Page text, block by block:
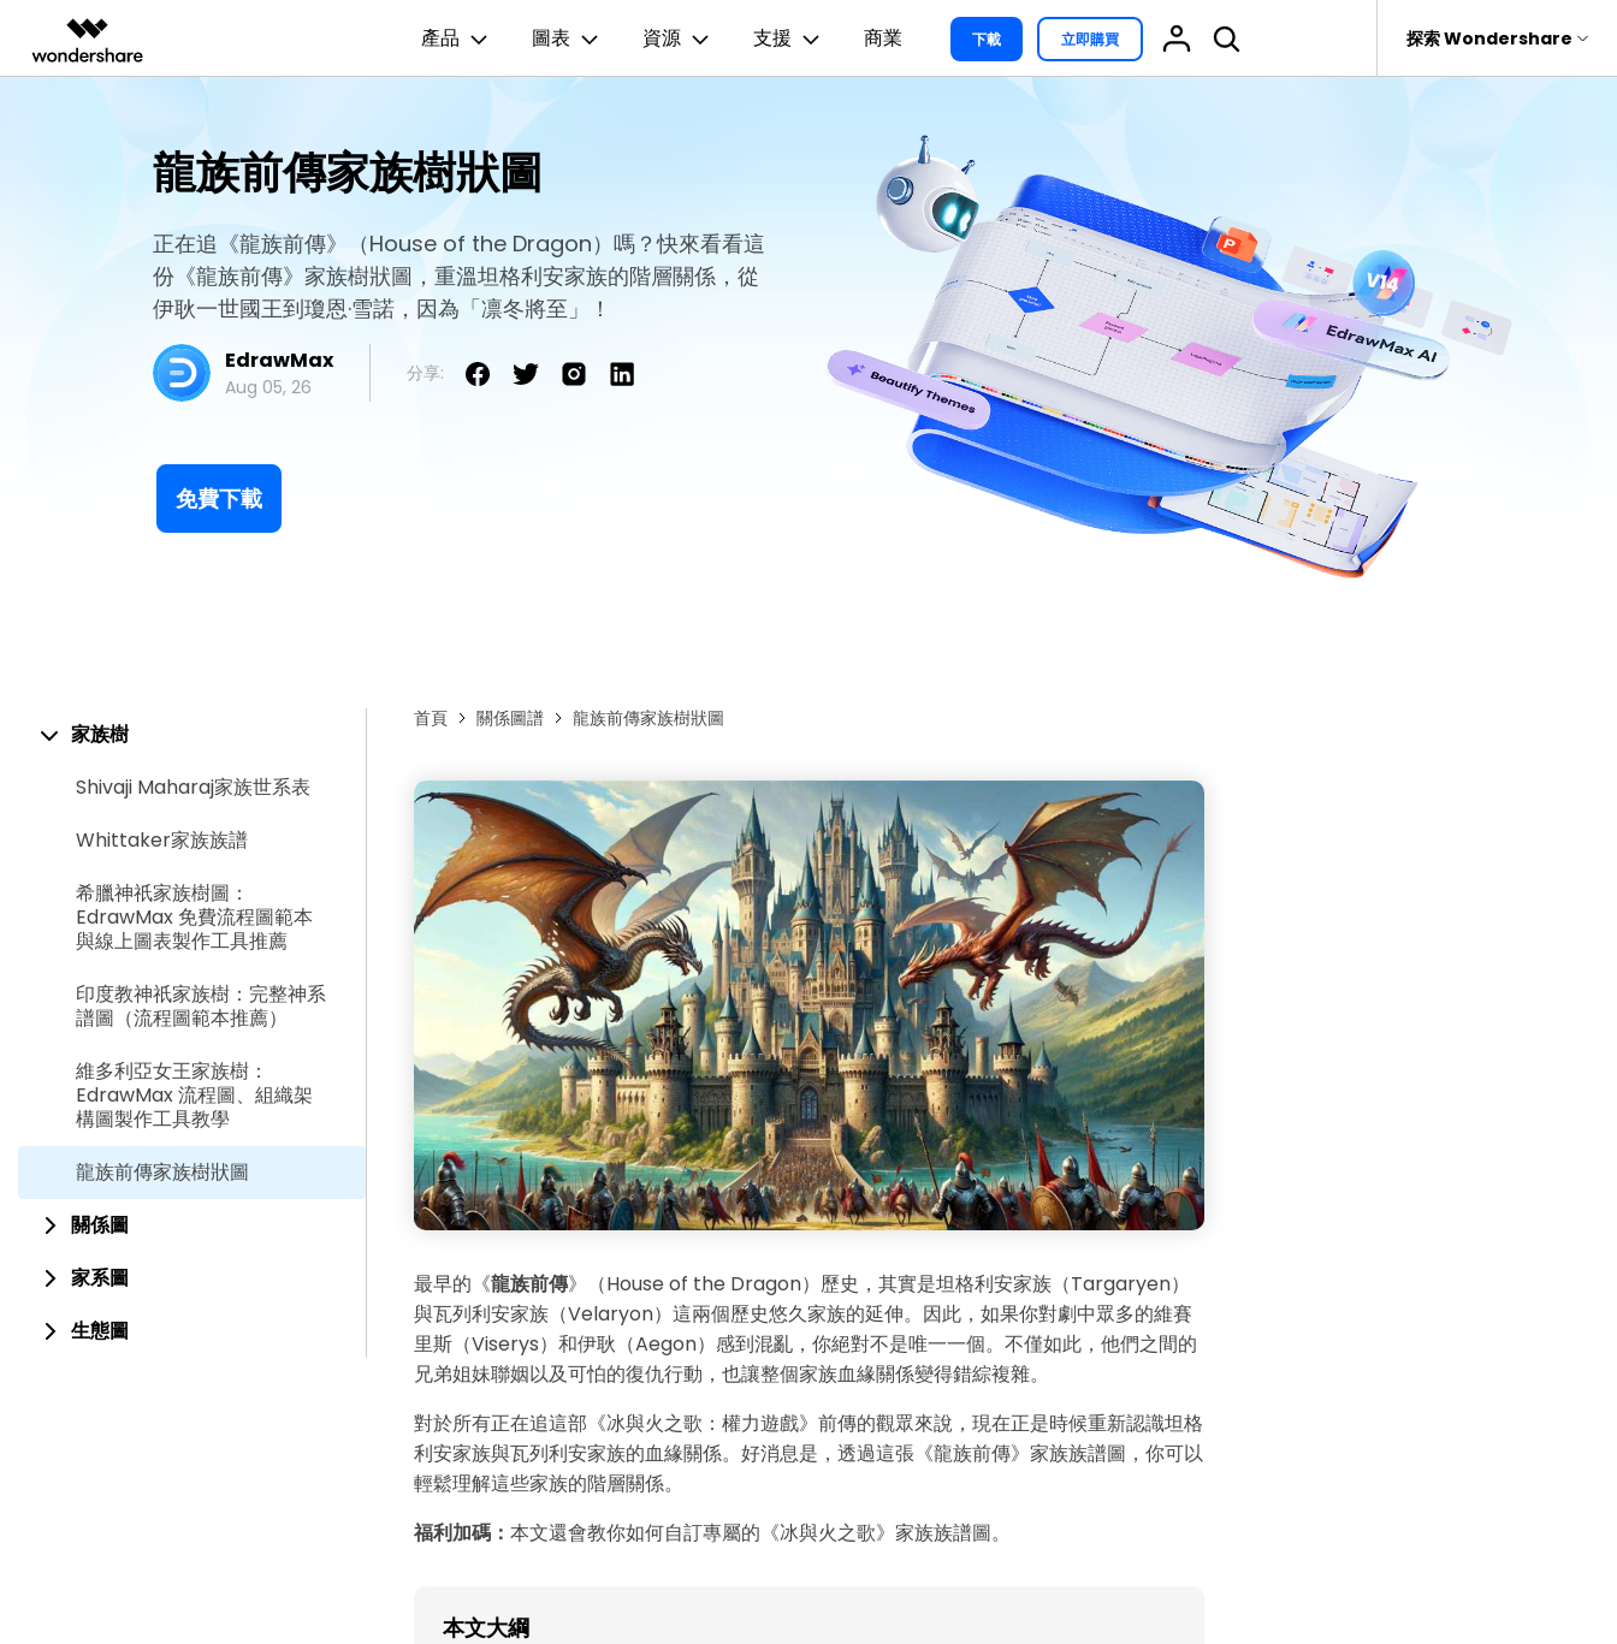
精選產品
ToMoviee AI
一站式 AI 創意工作室。
UniConverter
AI 影片、圖片、音樂生成器。
圖表與圖像產品
EdrawMax
EdrawMind
協作式心智圖工具。
PDFelement Cloud
雲端文件管理。
實用工具
Recoverit
遺失檔案救援。
關於我們
新聞中心
商店
支援
商務
企業
教育
合作夥伴
聯盟行銷
PDF 解決方案
PDFelement
EdrawMax
Filmora
UniConverter
關於我們
聯絡我們
新聞中心 商店 支援 探索 Wondershare
產品
EdrawMax EdrawMind
心智圖與腦力激盪工具
圖表
流程圖
心智圖
組織結構圖
甘特圖
UML
ER圖
電路圖
網絡拓撲結構
設計用途
平面圖
資訊圖
時尚設計
科學插圖
家系圖
圖標
報告
資源
EdrawMax 社區
EdrawMind 畫廊
各種工程製圖圖表範例 >
各種系統架構圖表範例 >
各種思緒整理範例 >
免費可編輯家族樹範例 >
免費可編輯的供應鏈圖範例 >
精選9款Excel甘特圖範本 >
文氏圖符號與集合符號 >
10款實用的Excel WBS範本 >
10款實用Excel流程圖範本推薦 >
支援
EdrawMind 教程 >
支援中心
更新日志
EdrawMind 更新日志 >
商業 下載 立即購買
龍族前傳家族樹狀圖
正在追《龍族前傳》（House of the Dragon）嗎？快來看看這
份《龍族前傳》家族樹狀圖，重溫坦格利安家族的階層關係，從
伊耿一世國王到瓊恩·雪諾，因為「凛冬將至」！
EdrawMax
Aug 05, 26
分享:
免費下載
家族樹
Shivaji Maharaj家族世系表
Whittaker家族族譜
希臘神祇家族樹圖：
EdrawMax 免費流程圖範本
與線上圖表製作工具推薦
印度教神祇家族樹：完整神系
譜圖（流程圖範本推薦）
維多利亞女王家族樹：
EdrawMax 流程圖、組織架
構圖製作工具教學
龍族前傳家族樹狀圖
關係圖
家系圖
生態圖
首頁 關係圖譜 龍族前傳家族樹狀圖
最早的《龍族前傳》（House of the Dragon）歷史，其實是坦格利安家族（Targaryen）
與瓦列利安家族（Velaryon）這兩個歷史悠久家族的延伸。因此，如果你對劇中眾多的維賽
里斯（Viserys）和伊耿（Aegon）感到混亂，你絕對不是唯一一個。不僅如此，他們之間的
兄弟姐妹聯姻以及可怕的復仇行動，也讓整個家族血緣關係變得錯綜複雜。
對於所有正在追這部《冰與火之歌：權力遊戲》前傳的觀眾來說，現在正是時候重新認識坦格
利安家族與瓦列利安家族的血緣關係。好消息是，透過這張《龍族前傳》家族族譜圖，你可以
輕鬆理解這些家族的階層關係。
福利加碼： 本文還會教你如何自訂專屬的《冰與火之歌》家族族譜圖。
本文大綱